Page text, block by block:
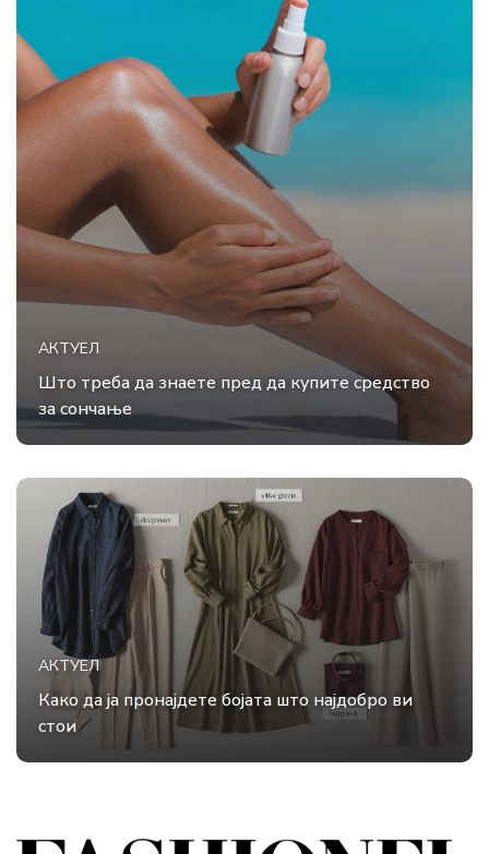
АКТУЕЛ
Што треба да знаете пред да купите средство
за сончање
АКТУЕЛ
Како да ја пронајдете бојата што најдобро ви
стои